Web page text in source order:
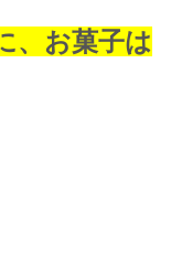
、お菓子は